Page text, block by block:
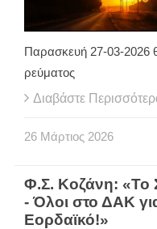
Παρασκευή 27-03-2026
ρεύματος
Διαβάστε
26 Μάρτιος 2026
Φ.Σ. Κοζάνη: «Το
- Όλοι στο ΔΑΚ
Εορδαϊκό!»